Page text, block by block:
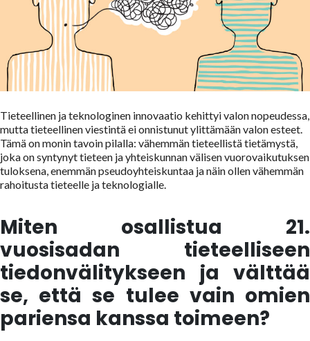
Tieteellinen ja teknologinen innovaatio kehittyi valon nopeudessa,
mutta tieteellinen viestintä ei onnistunut ylittämään valon esteet.
Tämä on monin tavoin pilalla: vähemmän tieteellistä tietämystä,
joka on syntynyt tieteen ja yhteiskunnan välisen vuorovaikutuksen
tuloksena, enemmän pseudoyhteiskuntaa ja näin ollen vähemmän
rahoitusta tieteelle ja teknologialle.
Miten osallistua 21.
vuosisadan tieteelliseen
tiedonvälitykseen ja välttää
se, että se tulee vain omien
pariensa kanssa toimeen?